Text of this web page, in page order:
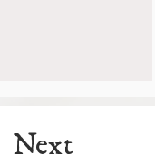
Next